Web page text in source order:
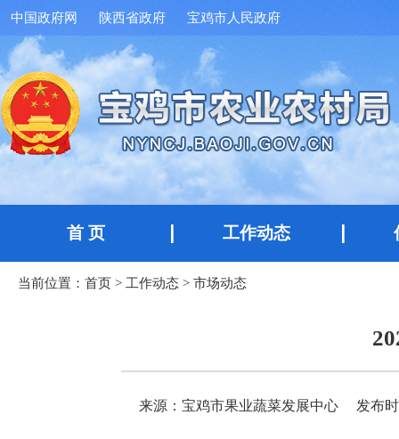
中国政府网 陕西省政府 宝鸡市人民政府
首 页 工作动态
当前位置： 首页 > 工作动态 > 市场动态
来源：宝鸡市果业蔬菜发展中心 发布